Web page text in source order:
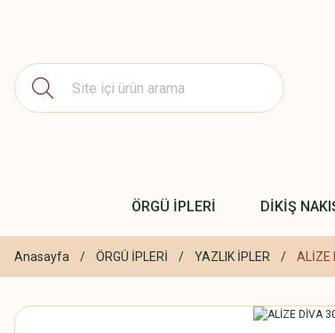
ÖRGÜ İPLERİ DİKİŞ
Anasayfa ÖRGÜ İPLERİ YAZLIK İPLER ALİZE